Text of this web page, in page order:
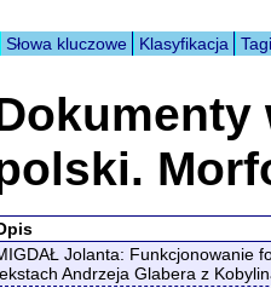
Słowa kluczowe Klasyfikacja
Tagi
Jolanta: Funkcjonowanie
Andrzeja Glabera z